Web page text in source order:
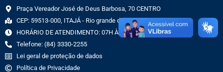
Praça Vereador José de Deus Barbosa, 70 CENTRO
CEP: 59513-000, ITAJÁ - Rio grande do Norte
HORÁRIO DE ATENDIMENTO: 07H ÀS 13H
Telefone: (84) 3330-2255
Lei geral de proteção de dados
Política de Privacidade